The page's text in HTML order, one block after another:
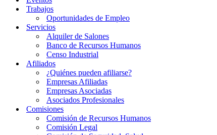
Trabajos
Oportunidades de Empleo
Servicios
Alquiler de Salones
Banco de Recursos Humanos
Censo Industrial
Afiliados
¿Quiénes pueden afiliarse?
Empresas Afiliadas
Empresas Asociadas
Asociados Profesionales
Comisiones
Comisión de Recursos Humanos
Comisión Legal